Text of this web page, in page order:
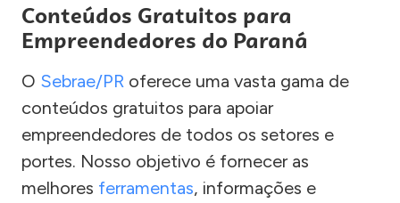
Conteúdos Gratuitos para
Empreendedores do Paraná
O Sebrae/PR oferece uma vasta gama de
conteúdos gratuitos para apoiar
empreendedores de todos os setores e
portes. Nosso objetivo é fornecer as
melhores ferramentas, informações e